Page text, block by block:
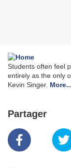
Students often feel
entirely as the only
Kevin Singer. More...
Partager